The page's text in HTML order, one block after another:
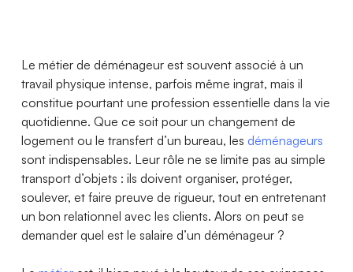
Le métier de déménageur est souvent associé à un
travail physique intense, parfois même ingrat, mais il
constitue pourtant une profession essentielle dans la vie
quotidienne. Que ce soit pour un changement de
logement ou le transfert d’un bureau, les déménageurs
sont indispensables. Leur rôle ne se limite pas au simple
transport d’objets : ils doivent organiser, protéger,
soulever, et faire preuve de rigueur, tout en entretenant
un bon relationnel avec les clients. Alors on peut se
demander quel est le salaire d’un déménageur ?